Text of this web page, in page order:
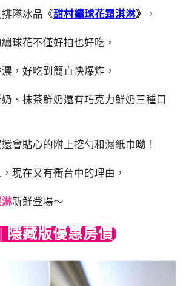
隊冰品《甜村繡球花霜淇淋》 ，
球花不僅好拍也好吃，
，好吃到簡直快爆炸，
、抹茶鮮奶還有巧克力鮮奶三種口
會貼心的附上挖勺和濕紙巾呦！
現在又有衝台中的理由，
新鮮登場～
隱藏版優惠房價